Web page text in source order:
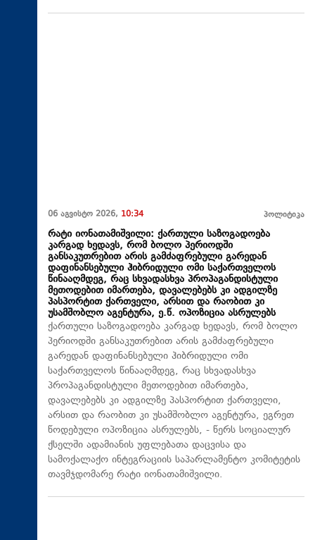
06 აგვისტო 2026, 10:34 პოლიტიკა
რატი იონათამიშვილი: ქართული საზოგადოება
კარგად ხედავს, რომ ბოლო პერიოდში
განსაკუთრებით არის გამძაფრებული გარედან
დაფინანსებული ჰიბრიდული ომი საქართველოს
წინააღმდეგ, რაც სხვადასხვა პროპაგანდისტული
მეთოდებით იმართება, დავალებებს კი ადგილზე
პასპორტით ქართველი, არსით და რაობით კი
უსამშობლო აგენტურა, ე.წ. ოპოზიცია ასრულებს
ქართული საზოგადოება კარგად ხედავს, რომ ბოლო
პერიოდში განსაკუთრებით არის გამძაფრებული
გარედან დაფინანსებული ჰიბრიდული ომი
საქართველოს წინააღმდეგ, რაც სხვადასხვა
პროპაგანდისტული მეთოდებით იმართება,
დავალებებს კი ადგილზე პასპორტით ქართველი,
არსით და რაობით კი უსამშობლო აგენტურა, ეგრეთ
წოდებული ოპოზიცია ასრულებს, - წერს სოციალურ
ქსელში ადამიანის უფლებათა დაცვისა და
სამოქალაქო ინტეგრაციის საპარლამენტო კომიტეტის
თავმჯდომარე რატი იონათამიშვილი.